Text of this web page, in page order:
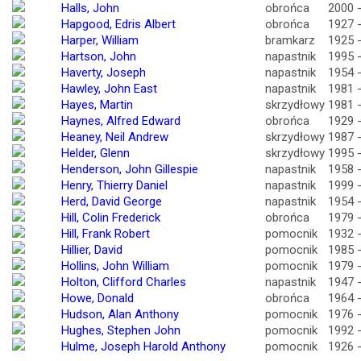
Halls, John
obrońca
2000
Hapgood, Edris Albert
obrońca
1927
Harper, William
bramkarz
1925
Hartson, John
napastnik
1995
Haverty, Joseph
napastnik
1954
Hawley, John East
napastnik
1981
Hayes, Martin
skrzydłowy 1981
Haynes, Alfred Edward
obrońca
1929
Heaney, Neil Andrew
skrzydłowy 1987
Helder, Glenn
skrzydłowy 1995
Henderson, John Gillespie
napastnik
1958
Henry, Thierry Daniel
napastnik
1999
Herd, David George
napastnik
1954
Hill, Colin Frederick
obrońca
1979
Hill, Frank Robert
pomocnik
1932
Hillier, David
pomocnik
1985
Hollins, John William
pomocnik
1979
Holton, Clifford Charles
napastnik
1947
Howe, Donald
obrońca
1964
Hudson, Alan Anthony
pomocnik
1976
Hughes, Stephen John
pomocnik
1992
Hulme, Joseph Harold Anthony
pomocnik 1926